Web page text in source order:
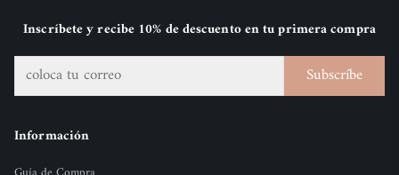
Inscríbete y recibe 10% de descuento en tu primera compra
Subscríbe
Información